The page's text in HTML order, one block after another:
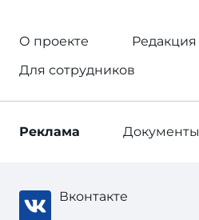
О проекте
Редакция
Для сотрудников
Реклама Документы
Вконтакте